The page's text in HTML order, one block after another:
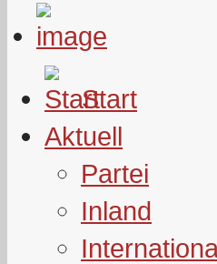
Start
Aktuell
Partei
Inland